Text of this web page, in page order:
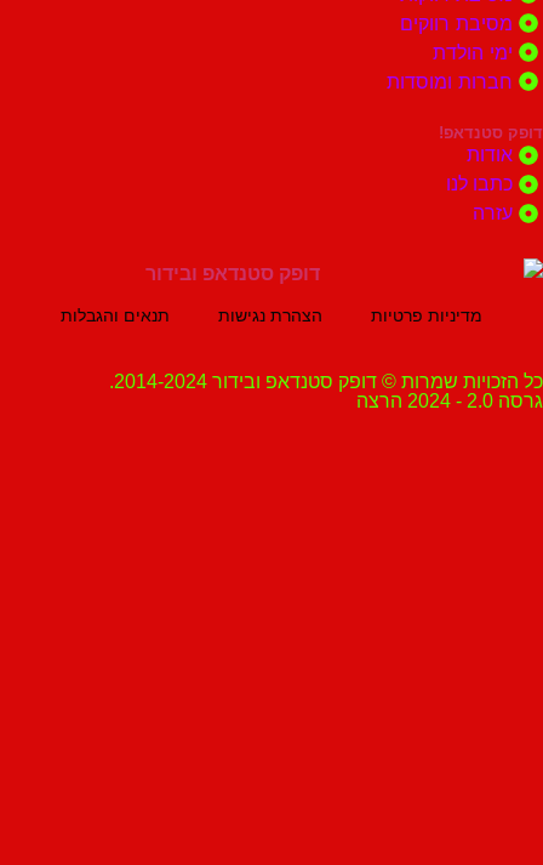
רווקים
ומוסדות
לנו
מדיניות פרטיות הצהרת נגישות תנאים והגבלות
שמרות © דופק סטנדאפ ובידור 2014-2024.